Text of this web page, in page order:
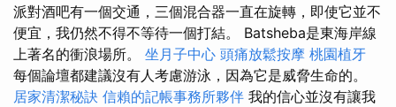
派對酒吧有一個交通，三個混合器一直在旋轉，即使它並不
便宜，我仍然不得不等待一個打結。 Batsheba是東海岸線
上著名的衝浪場所。 坐月子中心 頭痛放鬆按摩 桃園植牙
每個論壇都建議沒有人考慮游泳，因為它是威脅生命的。
居家清潔秘訣 信賴的記帳事務所夥伴 我的信心並沒有讓我